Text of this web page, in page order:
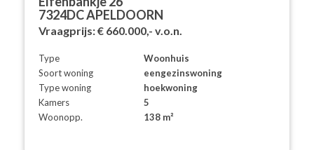
7324DC APELDOORN
Vraagprijs:€ 660.000,- v.o.n.
Type
Woonhuis
Soort woning
eengezinswoning
Type woning
hoekwoning
Kamers
5
Woonopp.
138 m²